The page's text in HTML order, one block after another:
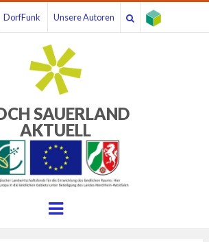
DorfFunk Unsere Autoren
SAUERLAND
AKTUELL
Menu